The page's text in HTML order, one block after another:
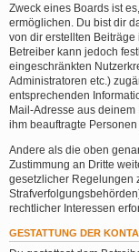
Zweck eines Boards ist
ermöglichen. Du bist dir
von dir erstellten
Betreiber kann jedoch
eingeschränkten
Administratoren etc.)
entsprechenden
Mail-Adresse aus
ihm beauftragte
Andere als die oben
Zustimmung an Dritte
gesetzlicher Regelungen
rechtlicher Interessen
GESTATTUNG DER